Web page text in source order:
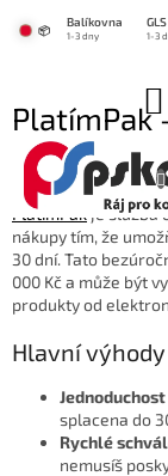
📦
Balíkovna GLS
1-3 dny 1-3
PlatímPak
Odložená
PlatímPak je služba
nákupy tím, že
30 dní. Tato
000 Kč a může být
produkty od
Hlavní
splacena do
Rychlé
nemusíš